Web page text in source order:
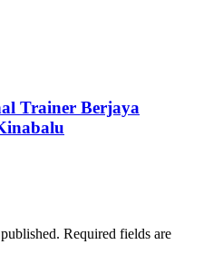
Trainer Berjaya
Required fields are